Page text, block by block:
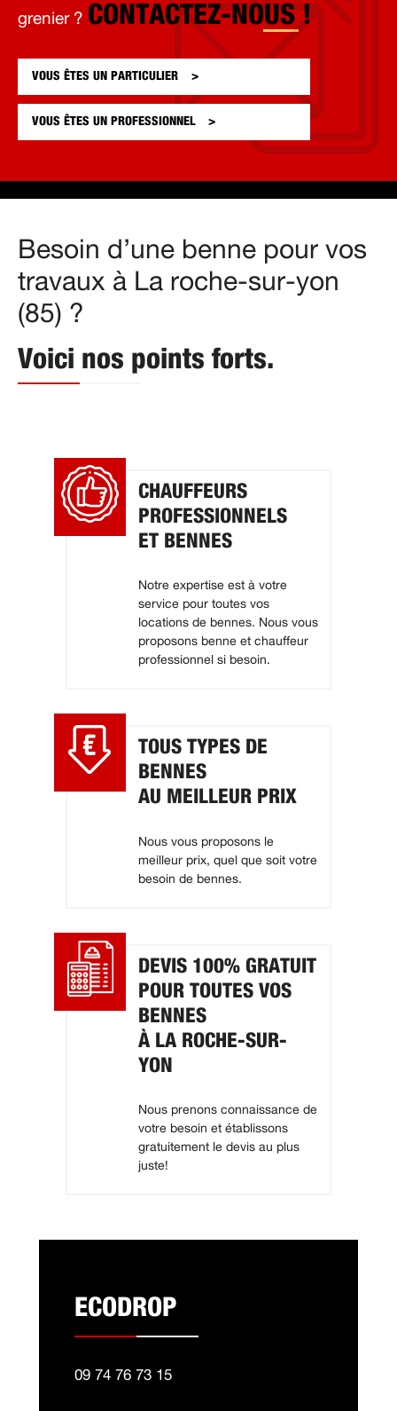
grenier ? CONTACTEZ-NOUS !
VOUS ÊTES UN PARTICULIER
VOUS ÊTES UN PROFESSIONNEL
Besoin d’une benne pour vos
travaux à La roche-sur-yon
(85) ?
Voici nos points forts.
CHAUFFEURS
PROFESSIONNELS
ET BENNES
Notre expertise est à votre
service pour toutes vos
locations de bennes. Nous vous
proposons benne et chauffeur
professionnel si besoin.
TOUS TYPES DE
BENNES
AU MEILLEUR PRIX
Nous vous proposons le
meilleur prix, quel que soit votre
besoin de bennes.
DEVIS 100% GRATUIT
POUR TOUTES VOS
BENNES
À LA ROCHE-SUR-
YON
Nous prenons connaissance de
votre besoin et établissons
gratuitement le devis au plus
juste!
ECODROP
09 74 76 73 15